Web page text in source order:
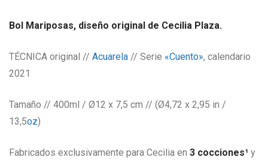
Bol Mariposas, diseño original de Cecilia Plaza.
TÉCNICA original // Acuarela // Serie «Cuento», calendario
2021
Tamaño // 400ml / Ø12 x 7,5 cm // (Ø4,72 x 2,95 in /
13,5oz)
Fabricados exclusivamente para Cecilia en 3 cocciones¹ y